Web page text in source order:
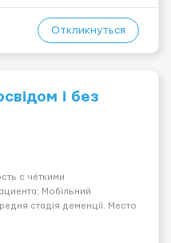
Откликнуться
і без
с чёткими
Мобільний.
стадія деменції. Место
уход: Спить не